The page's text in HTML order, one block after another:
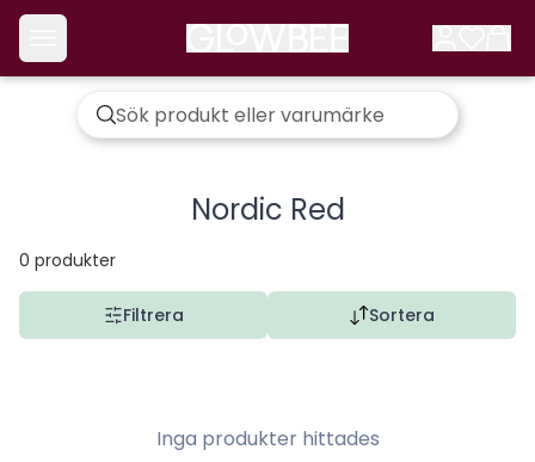
Nordic Red
0 produkter
Filtrera Sortera
Inga produkter hittades